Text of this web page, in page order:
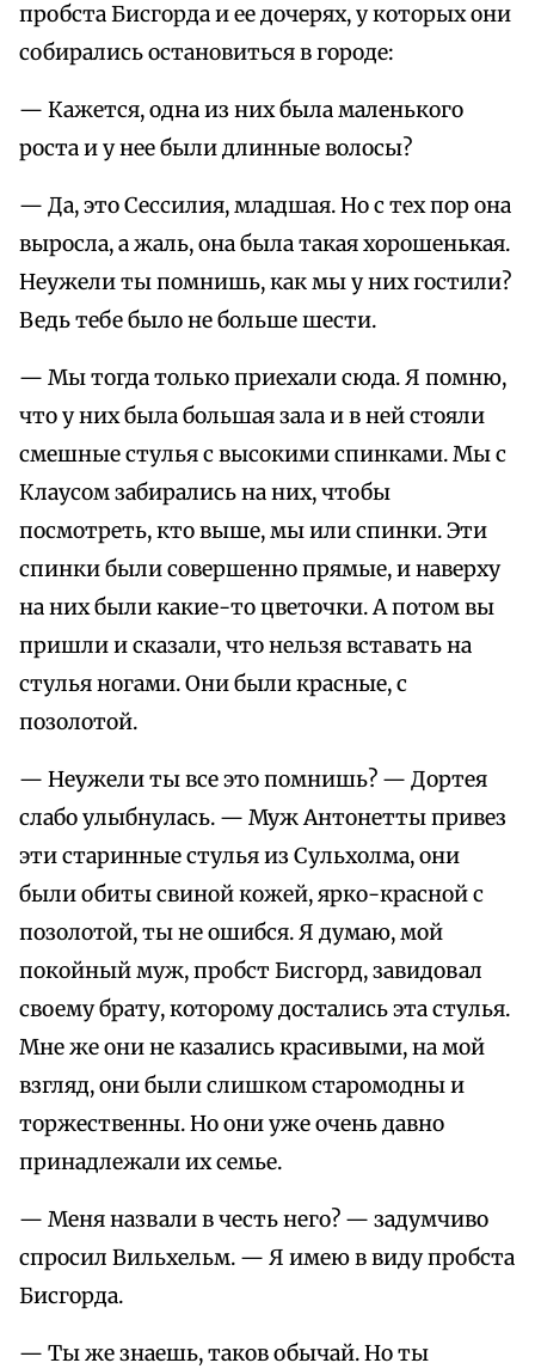
пробста Бисгорда и ее дочерях, у которых они
собирались остановиться в городе:
— Кажется, одна из них была маленького
роста и у нее были длинные волосы?
— Да, это Сессилия, младшая. Но с тех пор она
выросла, а жаль, она была такая хорошенькая.
Неужели ты помнишь, как мы у них гостили?
Ведь тебе было не больше шести.
— Мы тогда только приехали сюда. Я помню,
что у них была большая зала и в ней стояли
смешные стулья с высокими спинками. Мы с
Клаусом забирались на них, чтобы
посмотреть, кто выше, мы или спинки. Эти
спинки были совершенно прямые, и наверху
на них были какие-то цветочки. А потом вы
пришли и сказали, что нельзя вставать на
стулья ногами. Они были красные, с
позолотой.
— Неужели ты все это помнишь? — Дортея
слабо улыбнулась. — Муж Антонетты привез
эти старинные стулья из Сульхолма, они
были обиты свиной кожей, ярко-красной с
позолотой, ты не ошибся. Я думаю, мой
покойный муж, пробст Бисгорд, завидовал
своему брату, которому достались эта стулья.
Мне же они не казались красивыми, на мой
взгляд, они были слишком старомодны и
торжественны. Но они уже очень давно
принадлежали их семье.
— Меня назвали в честь него? — задумчиво
спросил Вильхельм. — Я имею в виду пробста
Бисгорда.
— Ты же знаешь, таков обычай. Но ты